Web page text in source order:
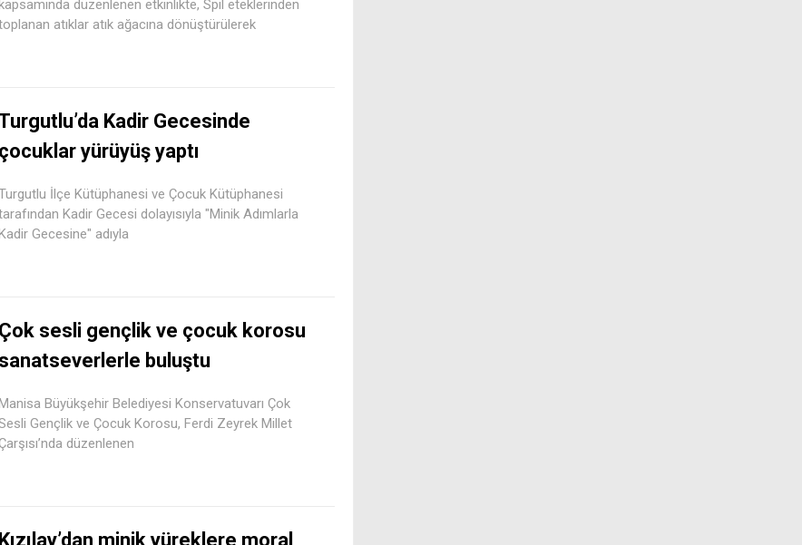
düzenlenen etkinlikte, Spil eteklerinden
atıklar atık ağacına dönüştürülerek
Kadir Gecesinde
çocuklar yürüyüş yaptı
İlçe Kütüphanesi ve Çocuk Kütüphanesi
Kadir Gecesi dolayısıyla "Minik Adımlarla
Gecesine" adıyla
Çok sesli gençlik ve çocuk korosu
sanatseverlerle buluştu
Büyükşehir Belediyesi Konservatuvarı Çok
Gençlik ve Çocuk Korosu, Ferdi Zeyrek Millet
düzenlenen
Kızılay’dan minik yüreklere moral